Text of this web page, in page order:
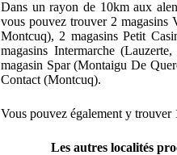
Dans un rayon de 10km aux
vous pouvez trouver 2 magasins
Montcuq), 2 magasins Petit
magasins Intermarche
magasin Spar (Montaigu De
Contact (Montcuq).
Vous pouvez également y
Les autres localités